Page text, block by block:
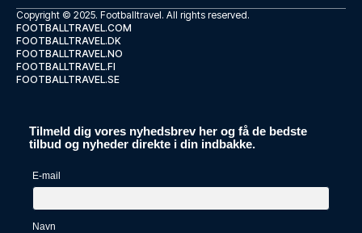
Med et ophold ved Mercure Düss...
Copyright © 2025. Footballtravel. All rights reserved.
FOOTBALLTRAVEL.COM
FOOTBALLTRAVEL.DK
FOOTBALLTRAVEL.NO
FOOTBALLTRAVEL.FI
FOOTBALLTRAVEL.SE
Tilmeld dig vores nyhedsbrev her og få de bedste
tilbud og nyheder direkte i din indbakke.
E-mail
Navn